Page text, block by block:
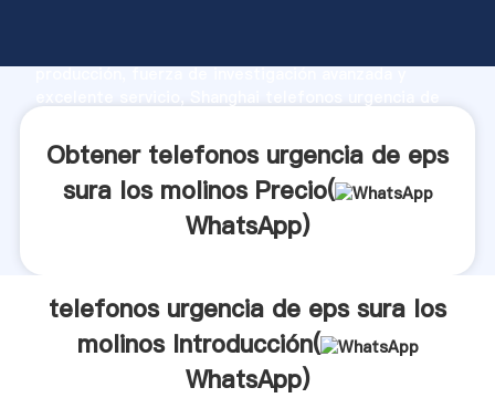
producción, fuerza de investigación avanzada y
valores a todos los clientes.
Obtener telefonos urgencia de eps
sura los molinos Precio(
WhatsApp)
telefonos urgencia de eps sura los
molinos Introducción(
WhatsApp)